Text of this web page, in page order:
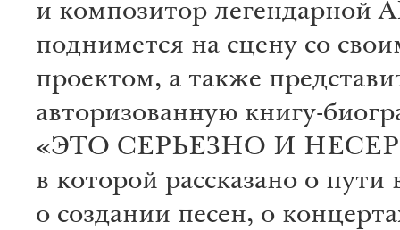
и композитор легендарной
поднимется на сцену со
проектом, а также
авторизованную книгу-
«ЭТО СЕРЬЕЗНО И
в которой рассказано о пути
о создании песен, о